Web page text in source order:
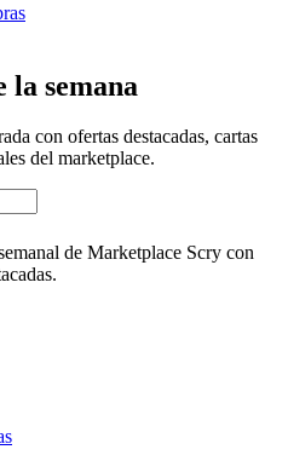
la semana
con ofertas destacadas, cartas
del marketplace.
de Marketplace Scry con